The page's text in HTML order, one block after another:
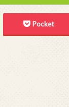
Pocket